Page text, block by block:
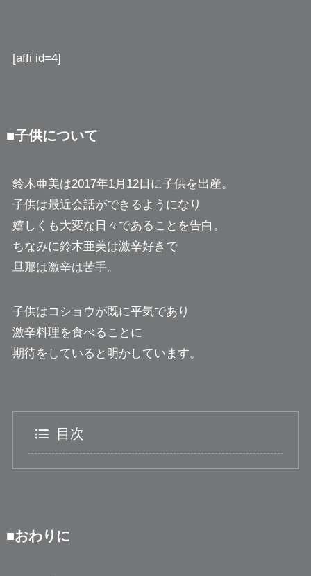
[affi id=4]
■子供について
鈴木亜美は2017年1月12日に子供を出産。
子供は最近会話ができるようになり
嬉しくも大変な日々であることを告白。
ちなみに鈴木亜美は激辛好きで
旦那は激辛は苦手。
子供はコショウが既に平気であり
激辛料理を食べることに
期待をしていると明かしています。
目次
■おわりに